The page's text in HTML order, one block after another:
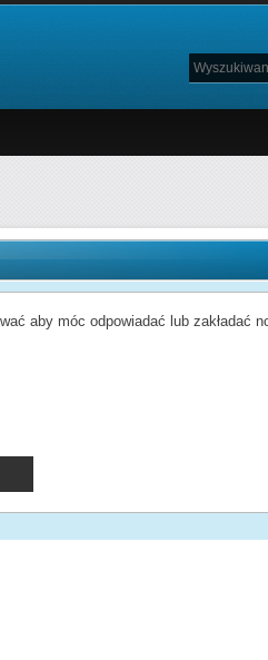
aby móc odpowiadać lub zakładać